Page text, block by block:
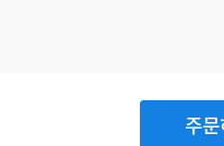
주